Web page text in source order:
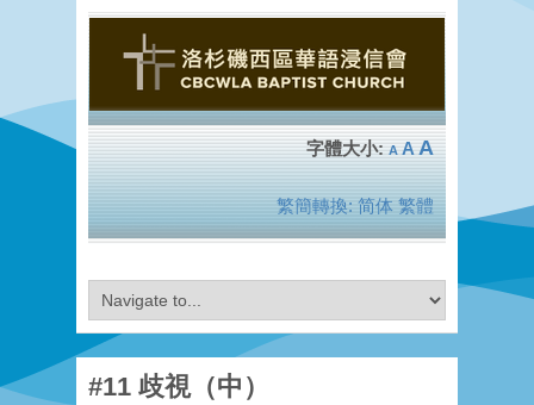
A A A
繁簡轉換: 简体 繁體
#11 歧視（中）